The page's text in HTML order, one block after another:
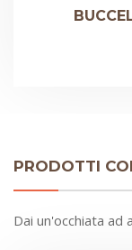
PRODOTTI
Dai un'occhiata